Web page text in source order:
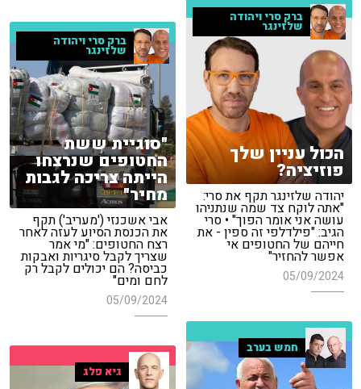
ברק סרי ויהודה
שלזינגר
הכול עניין שלך
פוזיציה?
יהודה שלזינגר תקף את סרי:
"אתה לוקח צד שמה שנתניהו
עושה אני אומר הפוך" • סרי
הגיב: "פילדלפי זה ספין - את
חייהם של החטופים אי
אפשר להחזיר"
05/09/2024
ברק סרי ויהודה
שלזינגר
"סוגיית ששת
החטופים שנרצחו
הייתה צריכה לגבות
מחיר"
אבי אשכנזי ('מעריב') תקף
את הכנסת הסיוע לעזה לאחר
רצח החטופים: "מי אמר
שצריך לקבל סיגריות ואבקות
כביסה? הם יכולים לקבל רק
לחם ומים"
05/09/2024
חמש בערב
גיא פלג